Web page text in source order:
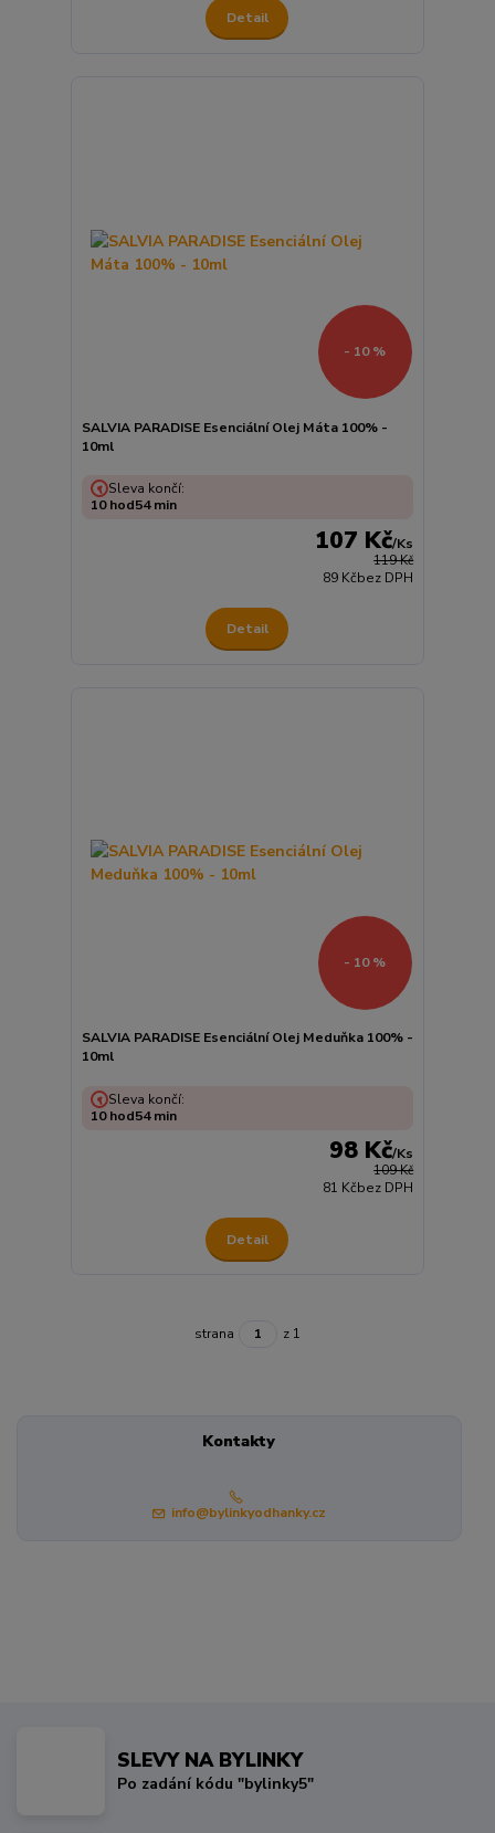
Detail
- 10 %
SALVIA PARADISE Esenciální Olej Máta 100% -
10ml
119 Kč
107 Kč/Ks
89 Kčbez DPH
Sleva končí:
10hod54min
Detail
- 10 %
SALVIA PARADISE Esenciální Olej Meduňka 100% -
10ml
109 Kč
98 Kč/Ks
81 Kčbez DPH
Sleva končí:
10hod54min
Detail
strana z 1
Kontakty
info@bylinkyodhanky.cz
SLEVY NA BYLINKY
Po zadání kódu "bylinky5"